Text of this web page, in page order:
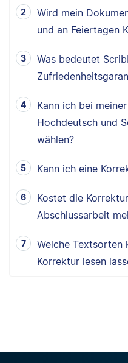
Wird mein
und an Feiertagen
Was bedeutet
Kann ich bei
Hochdeutsch und
wählen?
Kann ich eine
Kostet die
Abschlussarbeit
Welche Textsorten
Korrektur lesen